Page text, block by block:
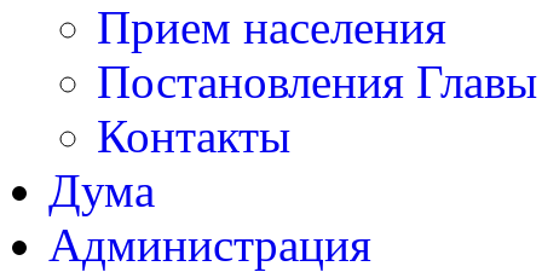
Прием населения
Постановления
Контакты
Дума
Администрация